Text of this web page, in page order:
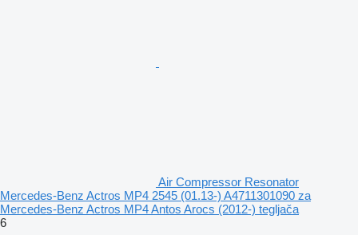
Air Compressor Resonator
Mercedes-Benz Actros MP4 2545 (01.13-) A4711301090 za
Mercedes-Benz Actros MP4 Antos Arocs (2012-) tegljača
6